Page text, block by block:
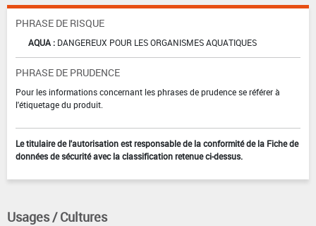
PHRASE DE RISQUE
AQUA : DANGEREUX POUR LES ORGANISMES AQUATIQUES
PHRASE DE PRUDENCE
Pour les informations concernant les phrases de prudence se référer à
l'étiquetage du produit.
Le titulaire de l'autorisation est responsable de la conformité de la Fiche de
données de sécurité avec la classification retenue ci-dessus.
Usages / Cultures